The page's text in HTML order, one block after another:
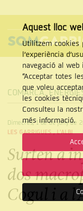
NAVEGACIÓ
Cercar
COMARCA,
Dimecres, 1 de de juny de
LES GARRIGUES,L'ALBI
Surten a
dos
Cogul i a
Aquest lloc
Utilitzem
l’experiència
navegació al
“Acceptar totes
que voleu
les cookies
Consulteu la
més informació.